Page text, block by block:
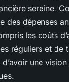
sereine.
des dépenses
les coûts
réguliers et de
une vision